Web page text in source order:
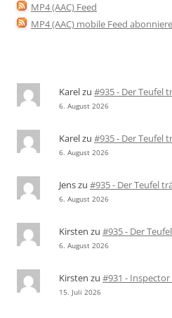
MP4 (AAC) Feed
MP4 (AAC) mobile Feed
Karelzu #935 - Der Teufel
6. August 2026
Karelzu #935 - Der Teufel
6. August 2026
Jenszu #935 - Der Teufel
6. August 2026
Kirsten zu #935 - Der
6. August 2026
Kirsten zu #931 - Inspector
15. Juli 2026